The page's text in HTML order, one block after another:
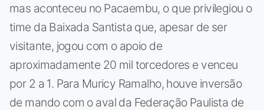
mas aconteceu no Pacaembu, o que privilegiou o
time da Baixada Santista que, apesar de ser
visitante, jogou com o apoio de
aproximadamente 20 mil torcedores e venceu
por 2 a 1. Para Muricy Ramalho, houve inversão
de mando com o aval da Federação Paulista de